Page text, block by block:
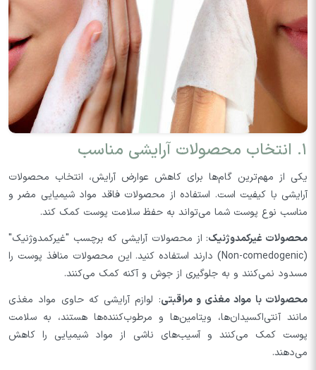
۱. انتخاب محصولات آرایشی مناسب
یکی از مهم‌ترین گام‌ها برای کاهش عوارض آرایش، انتخاب محصولات
آرایشی با کیفیت است. استفاده از محصولات فاقد مواد شیمیایی مضر و
مناسب نوع پوست شما می‌تواند به حفظ سلامت پوست کمک کند.
محصولات غیرکمدوژنیک: از محصولات آرایشی که برچسب "غیرکمدوژنیک"
(Non-comedogenic) دارند استفاده کنید. این محصولات منافذ پوست را
مسدود نمی‌کنند و به جلوگیری از جوش و آکنه کمک می‌کنند.
محصولات با مواد مغذی و مراقبتی: لوازم آرایشی که حاوی مواد مغذی
مانند آنتی‌اکسیدان‌ها، ویتامین‌ها و مرطوب‌کننده‌ها هستند، به سلامت
پوست کمک می‌کنند و آسیب‌های ناشی از مواد شیمیایی را کاهش
می‌دهند.